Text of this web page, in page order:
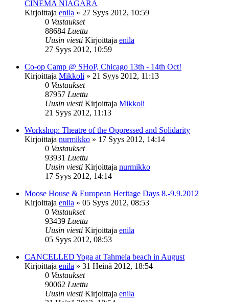
CINEMA NIAGARA
Kirjoittaja enila » 27 Syys 2012, 10:59
0 Vastaukset
88684 Luettu
Uusin viesti Kirjoittaja enila
27 Syys 2012, 10:59
Co-op Camp @ SHoP, Chicago 13th - 14th Oct!
Kirjoittaja Mikkoli » 21 Syys 2012, 11:13
0 Vastaukset
87957 Luettu
Uusin viesti Kirjoittaja Mikkoli
21 Syys 2012, 11:13
Workshop: Theatre of the Oppressed and Solidarity
Kirjoittaja nurmikko » 17 Syys 2012, 14:14
0 Vastaukset
93931 Luettu
Uusin viesti Kirjoittaja nurmikko
17 Syys 2012, 14:14
Moose House & European Heritage Days 8.-9.9.2012
Kirjoittaja enila » 05 Syys 2012, 08:53
0 Vastaukset
93439 Luettu
Uusin viesti Kirjoittaja enila
05 Syys 2012, 08:53
CANCELLED Yoga at Tahmela beach in August
Kirjoittaja enila » 31 Heinä 2012, 18:54
0 Vastaukset
90062 Luettu
Uusin viesti Kirjoittaja enila